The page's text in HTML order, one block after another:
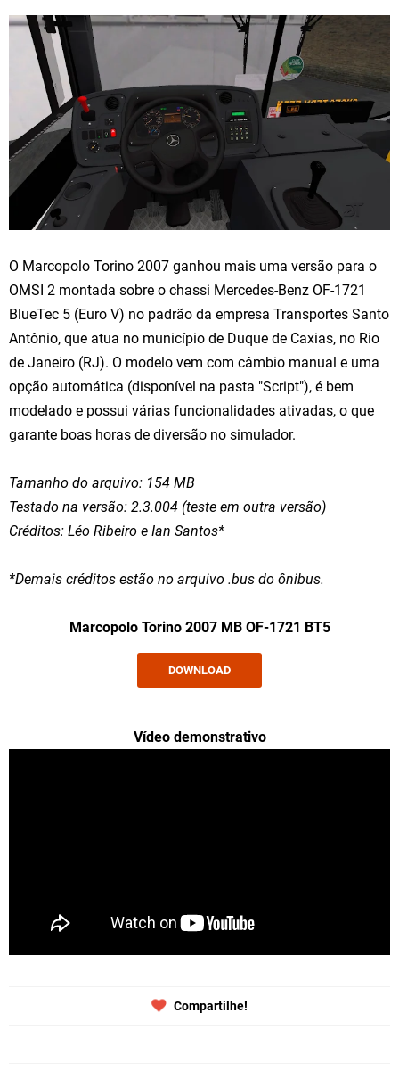
O Marcopolo Torino 2007 ganhou mais uma versão para o
OMSI 2 montada sobre o chassi Mercedes-Benz OF-1721
BlueTec 5 (Euro V) no padrão da empresa Transportes Santo
Antônio, que atua no município de Duque de Caxias, no Rio
de Janeiro (RJ). O modelo vem com câmbio manual e uma
opção automática (disponível na pasta "Script"), é bem
modelado e possui várias funcionalidades ativadas, o que
garante boas horas de diversão no simulador.
Tamanho do arquivo: 154 MB
Testado na versão: 2.3.004 (teste em outra versão)
Créditos: Léo Ribeiro e Ian Santos*
*Demais créditos estão no arquivo .bus do ônibus.
Marcopolo Torino 2007 MB OF-1721 BT5
DOWNLOAD
Vídeo demonstrativo
Compartilhe!